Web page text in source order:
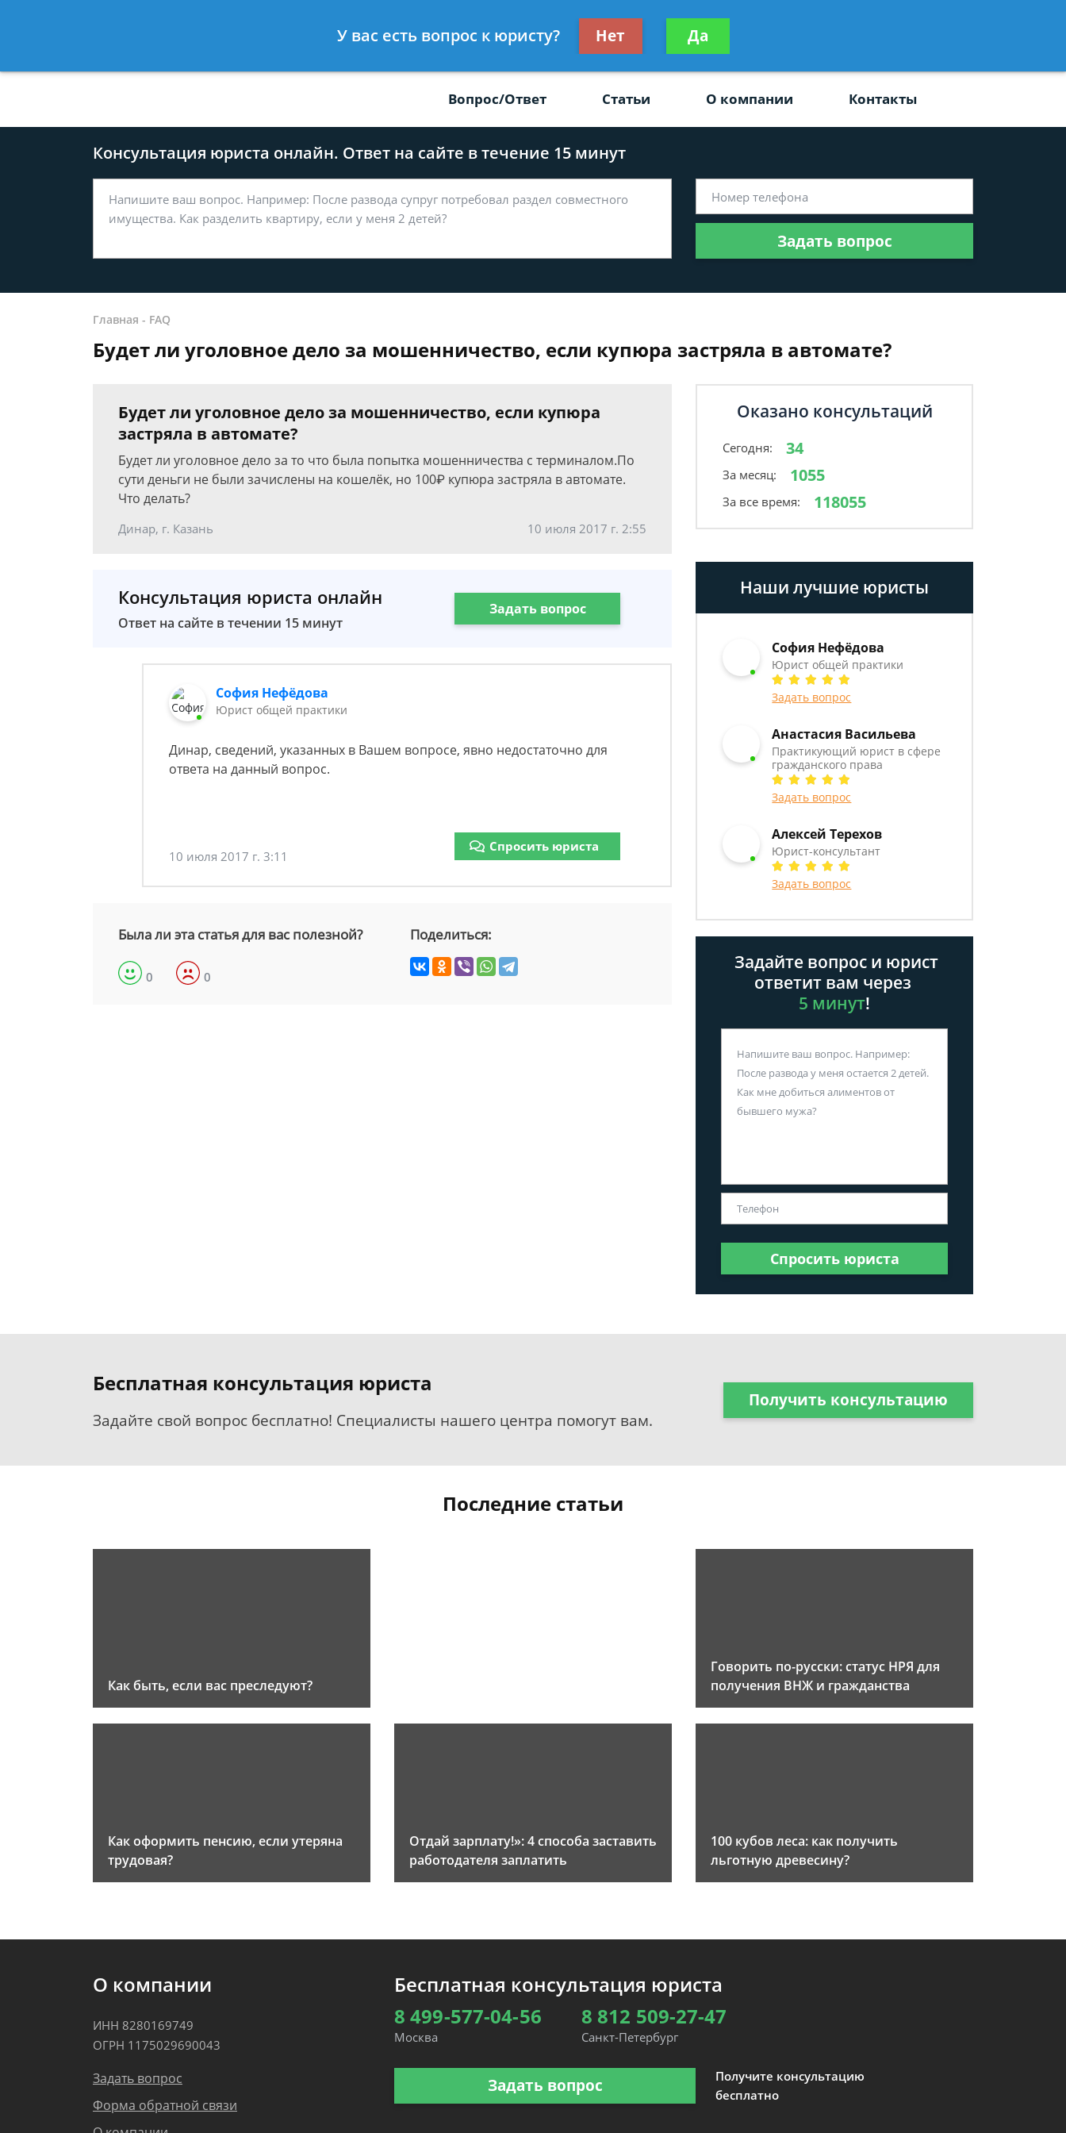
8 812 509-27-47
Получите консультацию
бесплатно
Вопрос/Ответ Статьи О компании Контакты
Консультация юриста онлайн. Ответ на сайте в течение 15 минут
Задать вопрос
Главная - FAQ
Будет ли уголовное дело за мошенничество, если купюра застряла в автомате?
Будет ли уголовное дело за мошенничество, если купюра
застряла в автомате?
Будет ли уголовное дело за то что была попытка мошенничества с терминалом.По
сути деньги не были зачислены на кошелёк, но 100₽ купюра застряла в автомате.
Что делать?
Динар, г. Казань 10 июля 2017 г. 2:55
Консультация юриста онлайн
Ответ на сайте в течении 15 минут
Задать вопрос
София Нефёдова
Юрист общей практики
Динар, сведений, указанных в Вашем вопросе, явно недостаточно для
ответа на данный вопрос.
10 июля 2017 г. 3:11
Спросить юриста
Была ли эта статья для вас полезной?
0 0
Поделиться:
Оказано консультаций
Сегодня: 34
За месяц: 1055
За все время: 118055
Наши лучшие юристы
София Нефёдова
Юрист общей практики
Задать вопрос
Анастасия Васильева
Практикующий юрист в сфере
гражданского права
Задать вопрос
Алексей Терехов
Юрист-консультант
Задать вопрос
Задайте вопрос и юрист
ответит вам через
5 минут!
Спросить юриста
Бесплатная консультация юриста
Задайте свой вопрос бесплатно! Специалисты нашего центра помогут вам.
Получить консультацию
Последние статьи
Как быть, если вас преследуют?
Говорить по-русски: статус НРЯ для
получения ВНЖ и гражданства
Как оформить пенсию, если утеряна
трудовая?
Отдай зарплату!»: 4 способа заставить
работодателя заплатить
100 кубов леса: как получить
льготную древесину?
О компании
ИНН 8280169749
ОГРН 1175029690043
Задать вопрос
Форма обратной связи
Бесплатная консультация юриста
8 499-577-04-56
Москва
8 812 509-27-47
Санкт-Петербург
Задать вопрос
Получите консультацию
бесплатно
У вас есть вопрос к юристу? Нет Да